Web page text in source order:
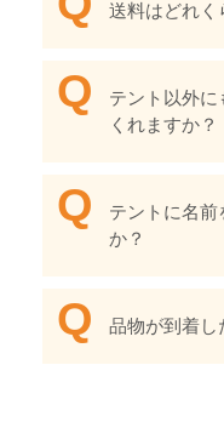
送料はどれく
テント以外に
くれますか？
テントに名前
か？
品物が到着し